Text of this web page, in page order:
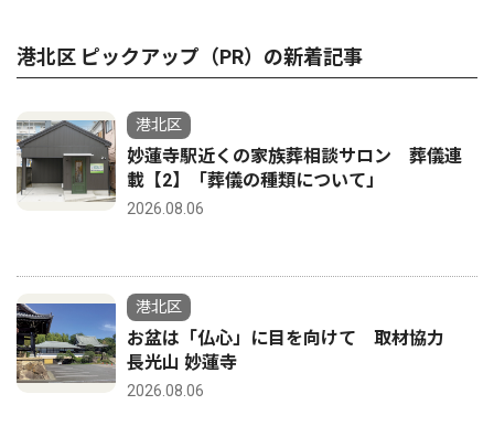
港北区 ピックアップ（PR）の新着記事
港北区
妙蓮寺駅近くの家族葬相談サロン 葬儀連
載【2】「葬儀の種類について」
2026.08.06
港北区
お盆は「仏心」に目を向けて 取材協力
長光山 妙蓮寺
2026.08.06